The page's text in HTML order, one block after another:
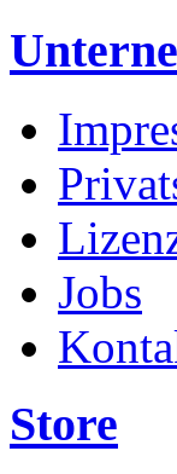
Jobs
Store